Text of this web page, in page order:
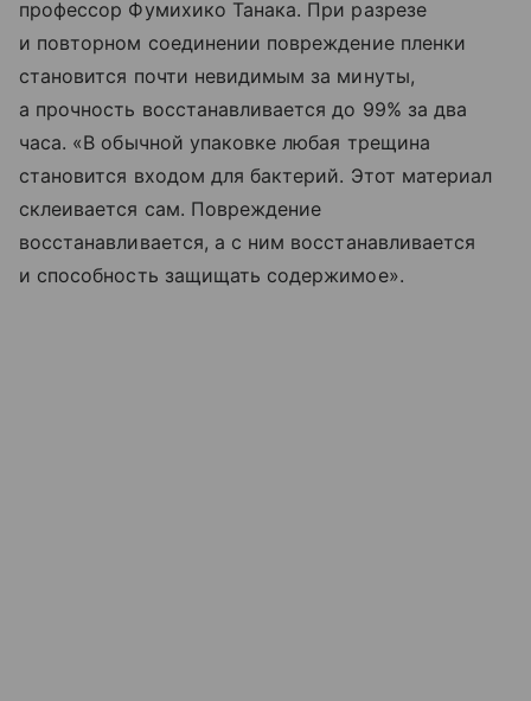
профессор Фумихико Танака. При разрезе
и повторном соединении повреждение пленки
становится почти невидимым за минуты,
а прочность восстанавливается до 99% за два
часа. «В обычной упаковке любая трещина
становится входом для бактерий. Этот материал
склеивается сам. Повреждение
восстанавливается, а с ним восстанавливается
и способность защищать содержимое».